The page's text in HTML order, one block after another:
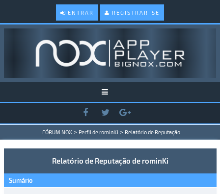
ENTRAR REGISTRAR-SE
FÓRUM NOX > Perfil de rominKi > Relatório de Reputação
Relatório de Reputação de rominKi
Sumário